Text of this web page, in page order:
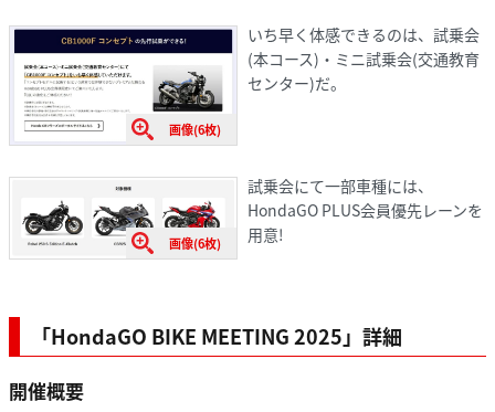
画像(6枚)
いち早く体感できるのは、試乗会
(本コース)・ミニ試乗会(交通教育
センター)だ。
画像(6枚)
試乗会にて一部車種には、
HondaGO PLUS会員優先レーンを
用意!
「HondaGO BIKE MEETING 2025」詳細
開催概要